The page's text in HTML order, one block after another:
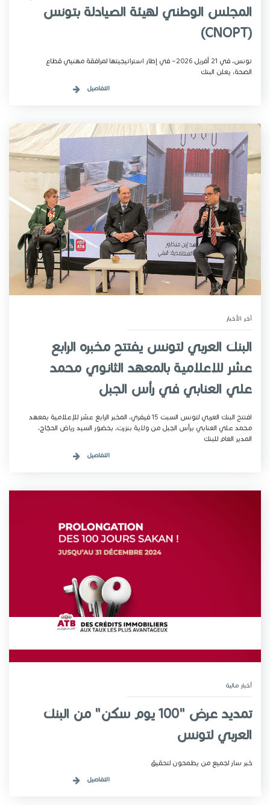
المجلس الوطني لهيئة الصيادلة بتونس
(CNOPT)
تونس، في 21 أفريل 2026– في إطار استراتيجيتها لمرافقة مهنيي قطاع
الصحة، يعلن البنك
التفاصيل
آخر الأخبار
البنك العربي لتونس يفتتح مخبره الرابع
عشر للإعلامية بالمعهد الثانوي محمد
علي العنابي في رأس الجبل
افتتح البنك العربي لتونس السبت 15 فيفري، المخبر الرابع عشر للإعلامية بمعهد
محمد علي العنابي برأس الجبل من ولاية بنزرت، بحضور السيد رياض الحجّاج،
المدير العام للبنك
التفاصيل
أخبار مـالية
تمديد عرض "100 يوم سكن" من البنك
العربي لتونس
خبر سار لجميع من يطمحون لتحقيق
التفاصيل